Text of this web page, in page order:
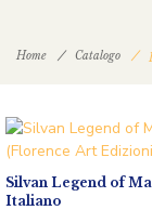
Home Catalogo
Silvan Legend of
Italiano